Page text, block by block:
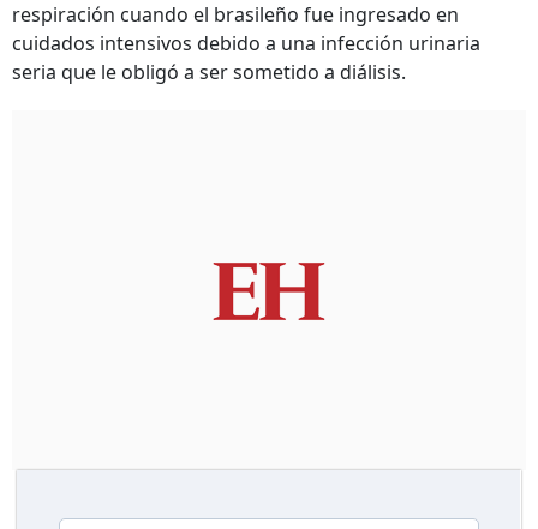
respiración cuando el brasileño fue ingresado en
cuidados intensivos debido a una infección urinaria
seria que le obligó a ser sometido a diálisis.